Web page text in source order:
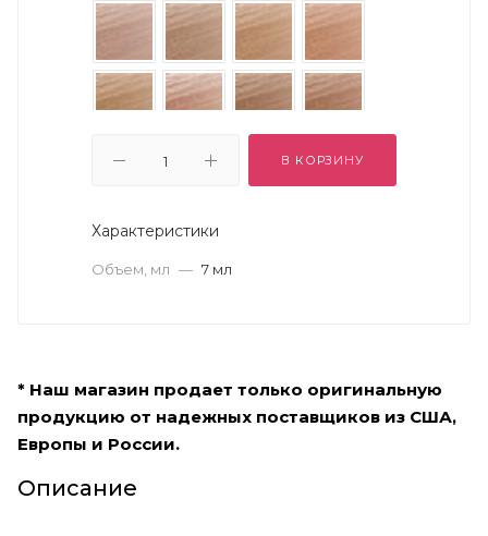
В КОРЗИНУ
Характеристики
Объем, мл — 7 мл
* Наш магазин продает только оригинальную
продукцию от надежных поставщиков из США,
Европы и России.
Описание